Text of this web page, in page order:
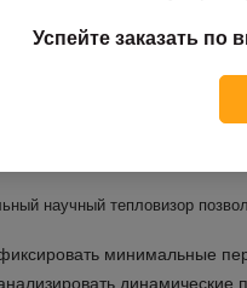
тепловизоры — это
и разработках. Они
мелочь в термоданных может
помогают ученым и
нагрев деталей в
и автомобильной
научный тепловизор
минимальные
Успейте заказать по